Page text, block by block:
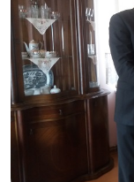
Adana